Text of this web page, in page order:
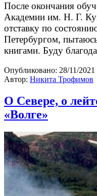
После окончания
Академии им. Н. Г.
отставку по
Петербургом,
книгами. Буду
Опубликовано: 28/11/2021
Автор: Никита Трофимов
О Севере, о
«Волге»